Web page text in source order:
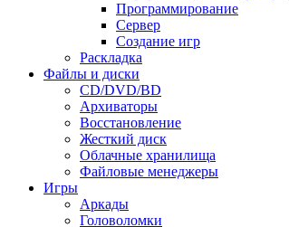
Программирование
Сервер
Создание игр
Раскладка
Файлы и диски
CD/DVD/BD
Архиваторы
Восстановление
Жесткий диск
Облачные хранилища
Файловые менеджеры
Игры
Аркады
Головоломки